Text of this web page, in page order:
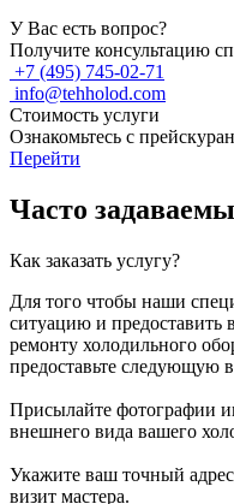
У Вас есть вопрос?
Получите консультацию
+7 (495) 745-02-71
info@tehholod.com
Стоимость услуги
Ознакомьтесь с
Перейти
Часто
Как заказать услугу?
Для того чтобы наши
ситуацию и предоставить
ремонту холодильного
предоставьте
Присылайте фотографии
внешнего вида вашего
Укажите ваш точный
визит мастера.